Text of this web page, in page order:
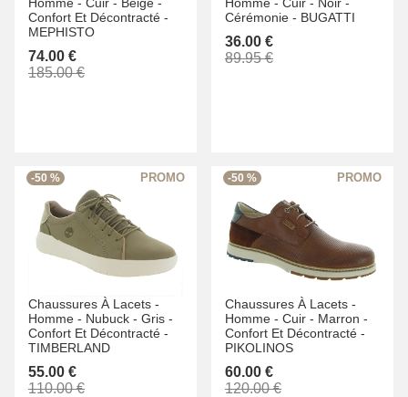
Confort Et Décontracté -
MEPHISTO
74.00 €
185.00 €
Cérémonie - BUGATTI
36.00 €
89.95 €
-50 %
Chaussures À Lacets -
Homme - Nubuck - Gris -
Confort Et Décontracté -
TIMBERLAND
55.00 €
110.00 €
-50 %
Chaussures À Lacets -
Homme - Cuir - Marron -
Confort Et Décontracté -
PIKOLINOS
60.00 €
120.00 €